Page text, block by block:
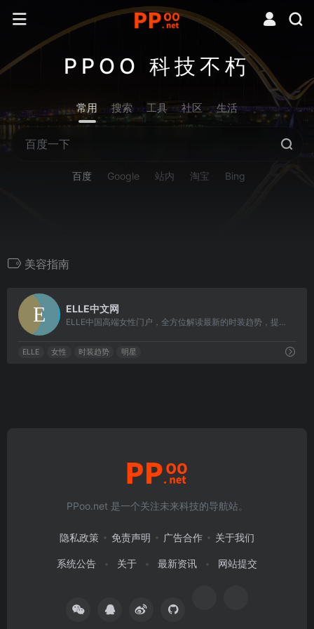
PPOO 科技不朽
常用 搜索 工具 社区 生活
百度 Google 站内 淘宝 Bing
美容指南
ELLE中文网
ELLE中国高端女性门户，全方位解读最新的时装趋势，提供最专业的美容指南，剖析最热门的明星事件，倡导最健康的生活品质，分享最感人的情感故事，着力打造全新潮流女性高端门户。
ELLE 女性 时装趋势 明星
PPoo.net 是一个关注未来科技的导航站。
隐私政策 免责声明 广告合作 关于我们
系统公告 关于 最新资讯 网站提交